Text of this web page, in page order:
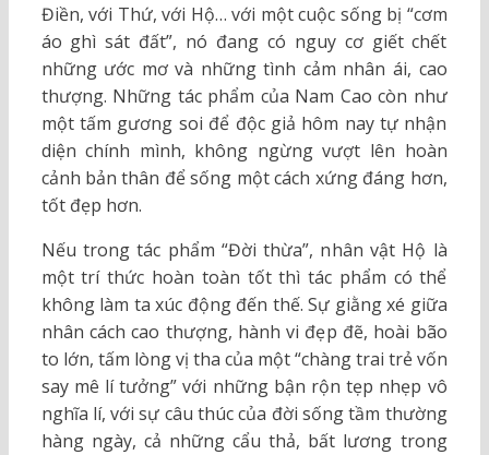
Điền, với Thứ, với Hộ… với một cuộc sống bị “cơm
áo ghì sát đất”, nó đang có nguy cơ giết chết
những ước mơ và những tình cảm nhân ái, cao
thượng. Những tác phẩm của Nam Cao còn như
một tấm gương soi để độc giả hôm nay tự nhận
diện chính mình, không ngừng vượt lên hoàn
cảnh bản thân để sống một cách xứng đáng hơn,
tốt đẹp hơn.
Nếu trong tác phẩm “Đời thừa”, nhân vật Hộ là
một trí thức hoàn toàn tốt thì tác phẩm có thể
không làm ta xúc động đến thế. Sự giằng xé giữa
nhân cách cao thượng, hành vi đẹp đẽ, hoài bão
to lớn, tấm lòng vị tha của một “chàng trai trẻ vốn
say mê lí tưởng” với những bận rộn tẹp nhẹp vô
nghĩa lí, với sự câu thúc của đời sống tầm thường
hàng ngày, cả những cẩu thả, bất lương trong